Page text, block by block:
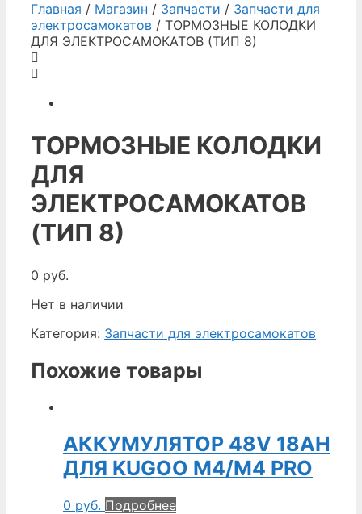
Главная / Магазин / Запчасти / Запчасти для
электросамокатов / ТОРМОЗНЫЕ КОЛОДКИ
ДЛЯ ЭЛЕКТРОСАМОКАТОВ (ТИП 8)
ТОРМОЗНЫЕ КОЛОДКИ
ДЛЯ
ЭЛЕКТРОСАМОКАТОВ
(ТИП 8)
0 руб.
Нет в наличии
Категория: Запчасти для электросамокатов
Похожие товары
АККУМУЛЯТОР 48V 18AH
ДЛЯ KUGOO M4/M4 PRO
0 руб. Подробнее